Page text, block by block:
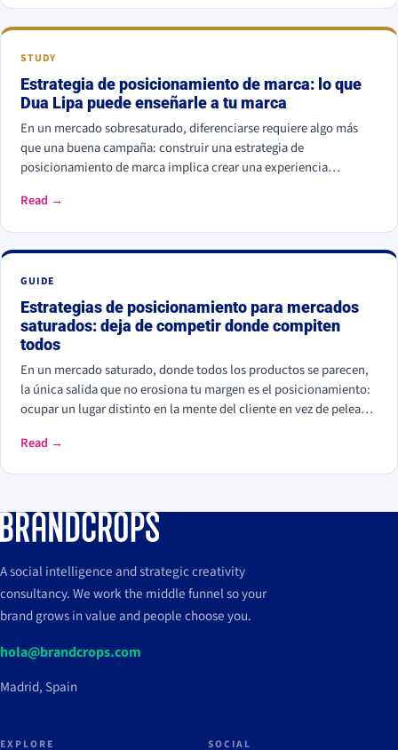
38% más.
STUDY
Estrategia de posicionamiento de marca: lo que
Dua Lipa puede enseñarle a tu marca
En un mercado sobresaturado, diferenciarse requiere algo más
que una buena campaña: construir una estrategia de
posicionamiento de marca implica crear una experiencia
ejemplar de cómo convertirse en una marca con propósito,
Read →
GUIDE
Estrategias de posicionamiento para mercados
saturados: deja de competir donde compiten
todos
En un mercado saturado, donde todos los productos se parecen,
la única salida que no erosiona tu margen es el posicionamiento:
ocupar un lugar distinto en la mente del cliente en vez de pelear
categoría, dominar un nicho, diferenciarte por personalidad o por
marca blanca ya roza el 44% en España.
Read →
A social intelligence and strategic creativity
consultancy. We work the middle funnel so your
brand grows in value and people choose you.
hola@brandcrops.com
Madrid, Spain
EXPLORE SOCIAL